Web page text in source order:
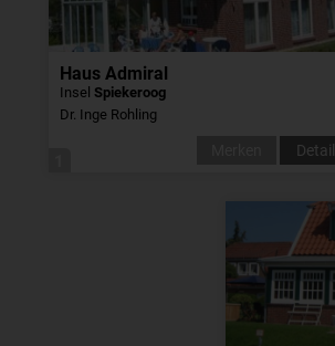
Haus Admiral
Insel Spiekeroog
Dr. Inge Rohling